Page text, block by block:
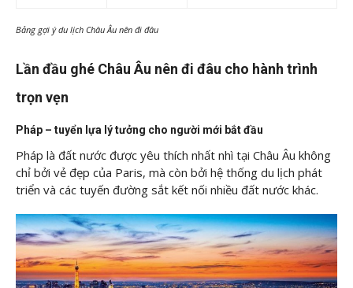
Bảng gợi ý du lịch Châu Âu nên đi đâu
Lần đầu ghé Châu Âu nên đi đâu cho hành trình
trọn vẹn
Pháp – tuyển lựa lý tưởng cho người mới bắt đầu
Pháp là đất nước được yêu thích nhất nhì tại Châu Âu không
chỉ bởi vẻ đẹp của Paris, mà còn bởi hệ thống du lịch phát
triển và các tuyến đường sắt kết nối nhiều đất nước khác.